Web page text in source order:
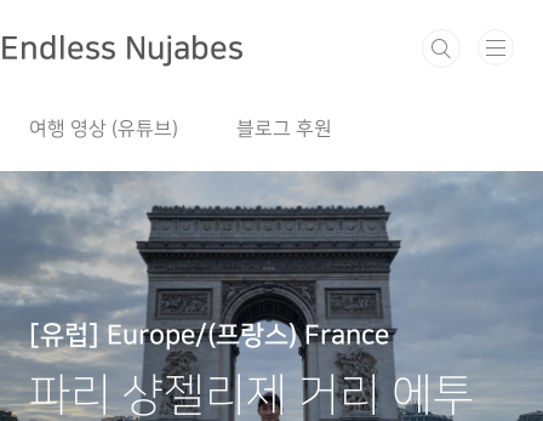
Endless Nujabes
여행 영상 (유튜브) 블로그 후원
[유럽] Europe/(프랑스) France
파리 샹젤리제 거리 에투